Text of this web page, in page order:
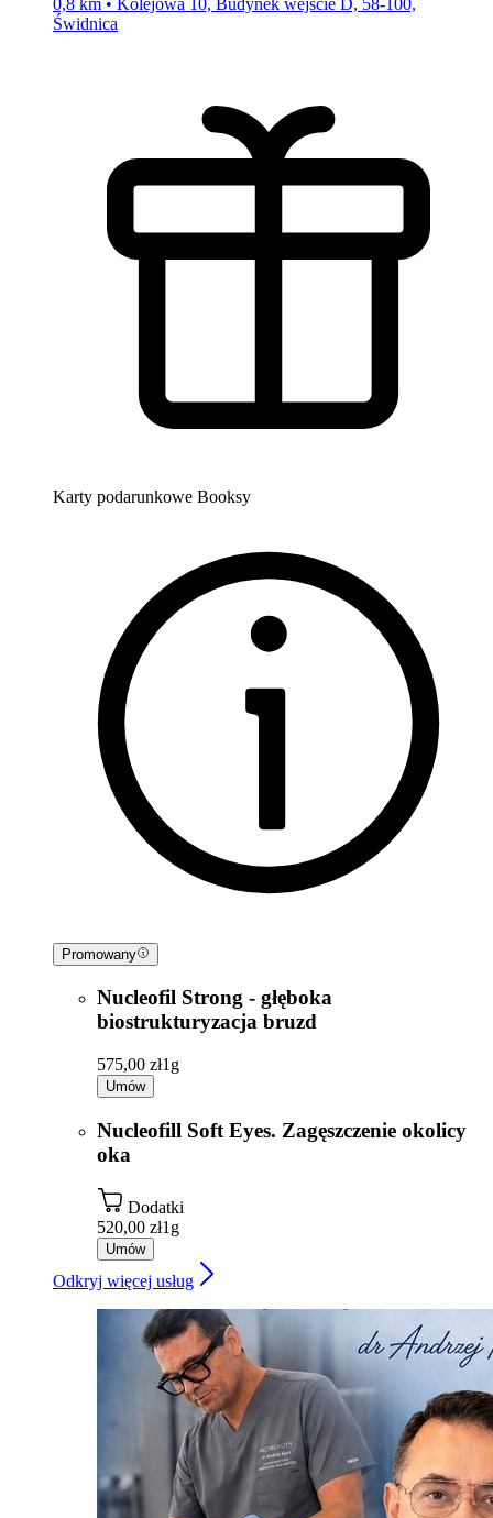
Świdnica
Karty podarunkowe Booksy
Promowany
Nucleofil Strong - głęboka
biostrukturyzacja bruzd
575,00 zł1g
Umów
Nucleofill Soft Eyes. Zagęszczenie okolicy
oka
Dodatki
520,00 zł1g
Umów
Odkryj więcej usług